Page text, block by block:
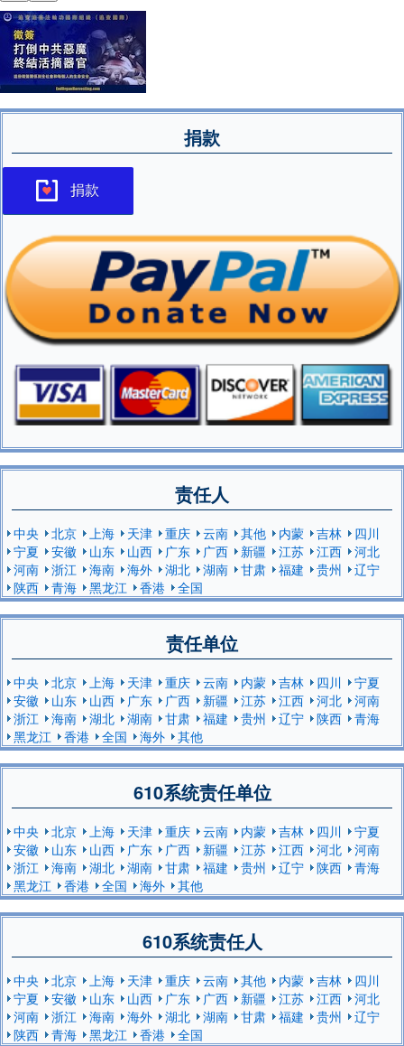
捐款
捐款
责任人
中央 北京 上海 天津 重庆 云南 其他 内蒙 吉林
四川
宁夏
安徽 山东 山西 广东 广西 新疆 江苏 江西
河北
河南
浙江 海南 海外 湖北 湖南 甘肃 福建 贵州
辽宁
陕西
青海 黑龙江 香港 全国
责任单位
中央 北京 上海 天津 重庆 云南 内蒙 吉林 四川
宁夏
安徽
山东 山西 广东 广西 新疆 江苏 江西 河北
河南
浙江
海南 湖北 湖南 甘肃 福建 贵州 辽宁 陕西
青海
黑龙江
香港 全国 海外 其他
610系统责任单位
中央 北京 上海 天津 重庆 云南 内蒙 吉林 四川
宁夏
安徽
山东 山西 广东 广西 新疆 江苏 江西 河北
河南
浙江
海南 湖北 湖南 甘肃 福建 贵州 辽宁 陕西
青海
黑龙江
香港 全国 海外 其他
610系统责任人
中央 北京 上海 天津 重庆 云南 其他 内蒙 吉林
四川
宁夏
安徽 山东 山西 广东 广西 新疆 江苏 江西
河北
河南
浙江 海南 海外 湖北 湖南 甘肃 福建 贵州
辽宁
陕西
青海 黑龙江 香港 全国